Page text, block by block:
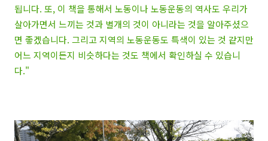
됩니다. 또, 이 책을 통해서 노동이나 노동운동의 역사도 우리가
살아가면서 느끼는 것과 별개의 것이 아니라는 것을 알아주셨으
면 좋겠습니다. 그리고 지역의 노동운동도 특색이 있는 것 같지만
어느 지역이든지 비슷하다는 것도 책에서 확인하실 수 있습니
다."